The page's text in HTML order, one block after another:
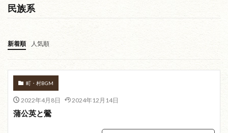
民族系
新着順 人気順
町・村BGM
2022年4月8日 2024年12月14日
蒲公英と鶯